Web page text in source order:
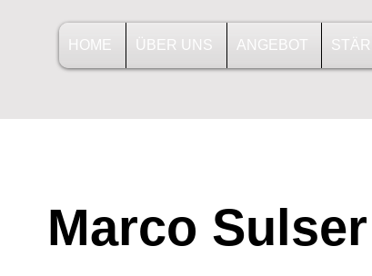
HOME ÜBER UNS ANGEBOT
Marco Sulser